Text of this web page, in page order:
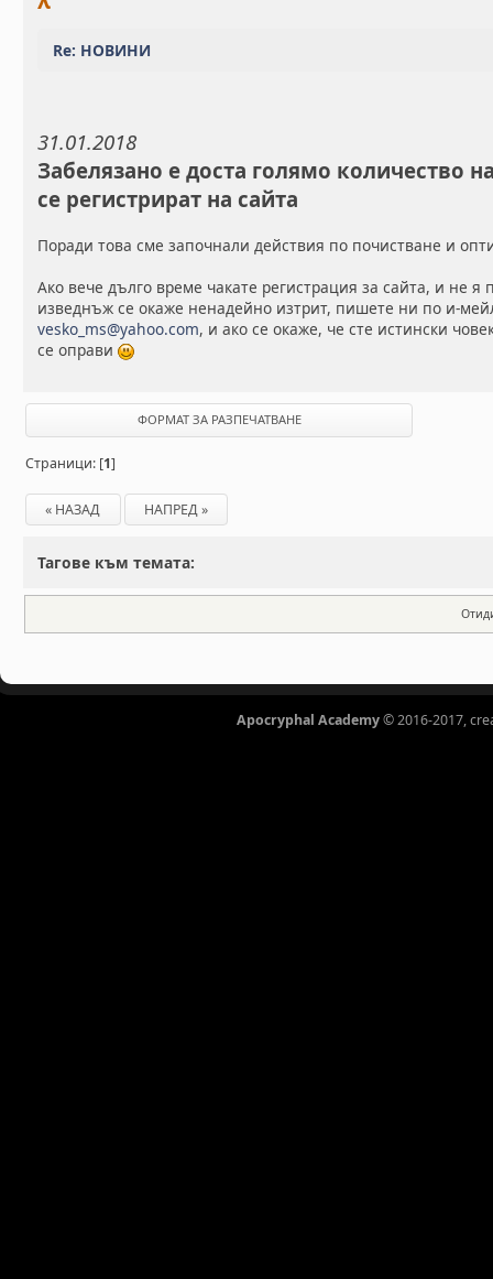
Re: НОВИНИ
31.01.2018
Забелязано е доста голямо количество
се регистрират на сайта
Поради това сме започнали действия по почистване и
Ако вече дълго време чакате регистрация за сайта, и не я
изведнъж се окаже ненадейно изтрит, пишете ни по и-
vesko_ms@yahoo.com, и ако се окаже, че сте истински
се оправи
ФОРМАТ ЗА РАЗПЕЧАТВАНЕ
Страници: [1]
« НАЗАД НАПРЕД »
Тагове към темата:
Apocryphal Academy© 2016-2017,